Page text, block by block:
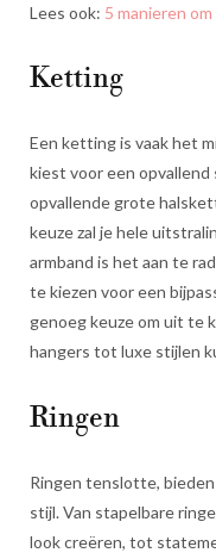
Lees ook: 5 manieren
Ketting
Een ketting is vaak het
kiest voor een
opvallende grote
keuze zal je hele
armband is het aan te
te kiezen voor een
genoeg keuze om uit te
hangers tot luxe stijlen
Ringen
Ringen tenslotte,
stijl. Van stapelbare
look creëren, tot